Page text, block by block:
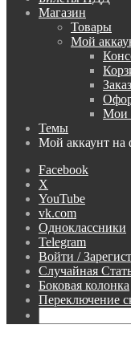
Магазин
Товары
Мой
Мои
Темы
Мой аккаунт на
Facebook
X
YouTube
vk.com
Одноклассники
Telegram
Войти /
Случайная
Боковая колонка
Переключение